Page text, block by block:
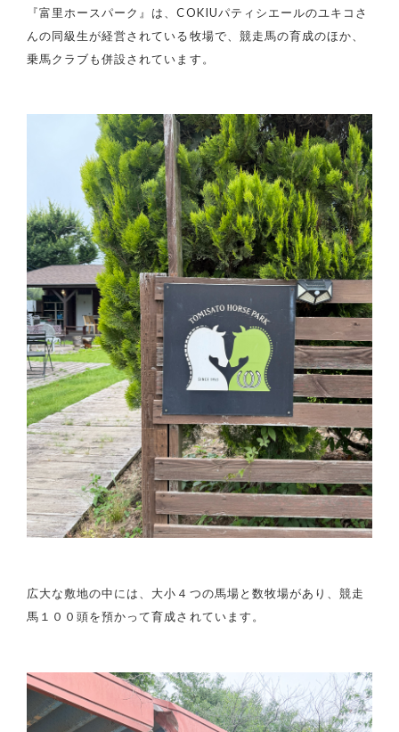
『富里ホースパーク』は、COKIUパティシエールのユキコさ
んの同級生が経営されている牧場で、競走馬の育成のほか、
乗馬クラブも併設されています。
広大な敷地の中には、大小４つの馬場と数牧場があり、競走
馬１００頭を預かって育成されています。